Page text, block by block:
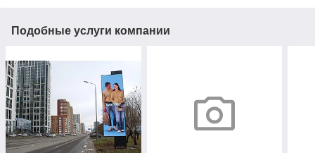
Подобные услуги компании